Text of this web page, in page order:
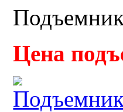
Цена